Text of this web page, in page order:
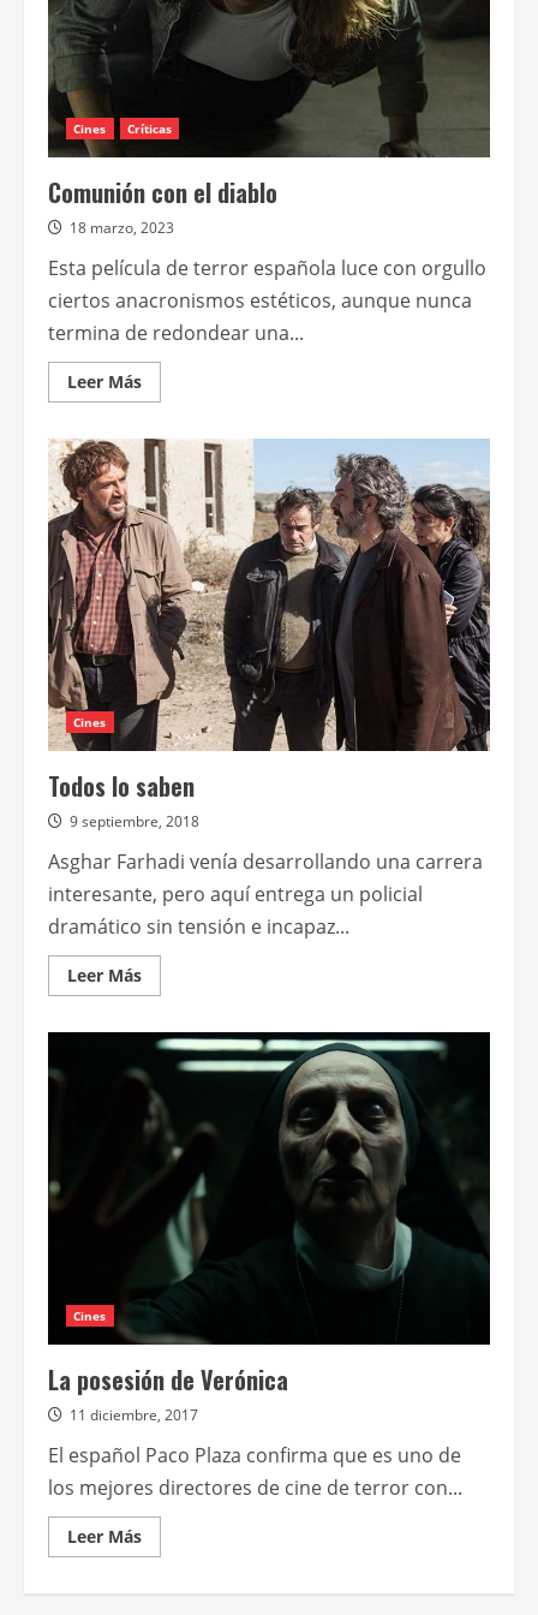
Cines Críticas
Comunión con el diablo
18 marzo, 2023
Esta película de terror española luce con orgullo
ciertos anacronismos estéticos, aunque nunca
termina de redondear una...
Leer MásLeer
más
Comunión
con
el
diablo
Cines
Todos lo saben
9 septiembre, 2018
Asghar Farhadi venía desarrollando una carrera
interesante, pero aquí entrega un policial
dramático sin tensión e incapaz...
Leer MásLeer
más
Todos
saben
Cines
La posesión de Verónica
11 diciembre, 2017
El español Paco Plaza confirma que es uno de
los mejores directores de cine de terror con...
Leer MásLeer
más